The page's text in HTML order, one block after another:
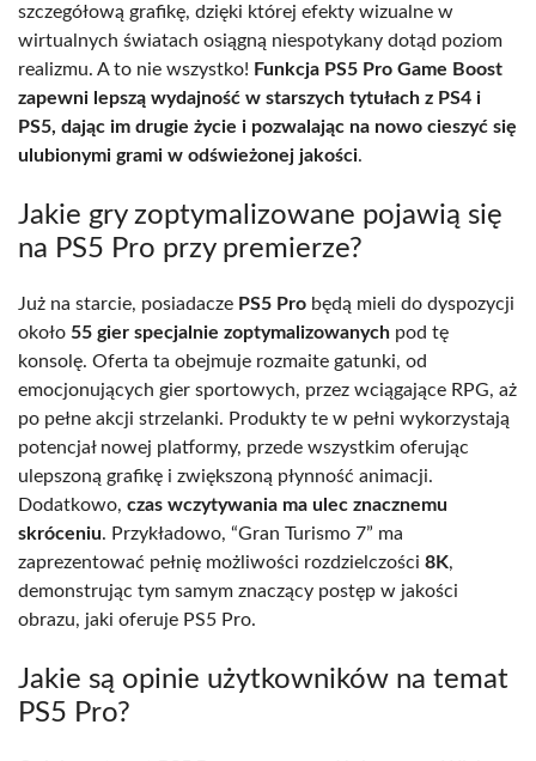
szczegółową grafikę, dzięki której efekty wizualne w
wirtualnych światach osiągną niespotykany dotąd poziom
realizmu. A to nie wszystko! Funkcja PS5 Pro Game Boost
zapewni lepszą wydajność w starszych tytułach z PS4 i
PS5, dając im drugie życie i pozwalając na nowo cieszyć się
ulubionymi grami w odświeżonej jakości.
Jakie gry zoptymalizowane pojawią się
na PS5 Pro przy premierze?
Już na starcie, posiadacze PS5 Pro będą mieli do dyspozycji
około 55 gier specjalnie zoptymalizowanych pod tę
konsolę. Oferta ta obejmuje rozmaite gatunki, od
emocjonujących gier sportowych, przez wciągające RPG, aż
po pełne akcji strzelanki. Produkty te w pełni wykorzystają
potencjał nowej platformy, przede wszystkim oferując
ulepszoną grafikę i zwiększoną płynność animacji.
Dodatkowo, czas wczytywania ma ulec znacznemu
skróceniu. Przykładowo, “Gran Turismo 7” ma
zaprezentować pełnię możliwości rozdzielczości 8K,
demonstrując tym samym znaczący postęp w jakości
obrazu, jaki oferuje PS5 Pro.
Jakie są opinie użytkowników na temat
PS5 Pro?